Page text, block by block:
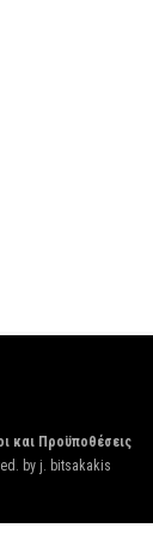
και Προϋποθέσεις
by j. bitsakakis